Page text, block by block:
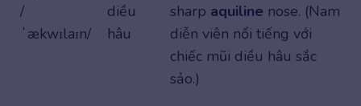
/
ˈækwɪlaɪn/
diều
hâu
sharp aquiline nose. (Nam
diễn viên nổi tiếng với
chiếc mũi diều hâu sắc
sảo.)